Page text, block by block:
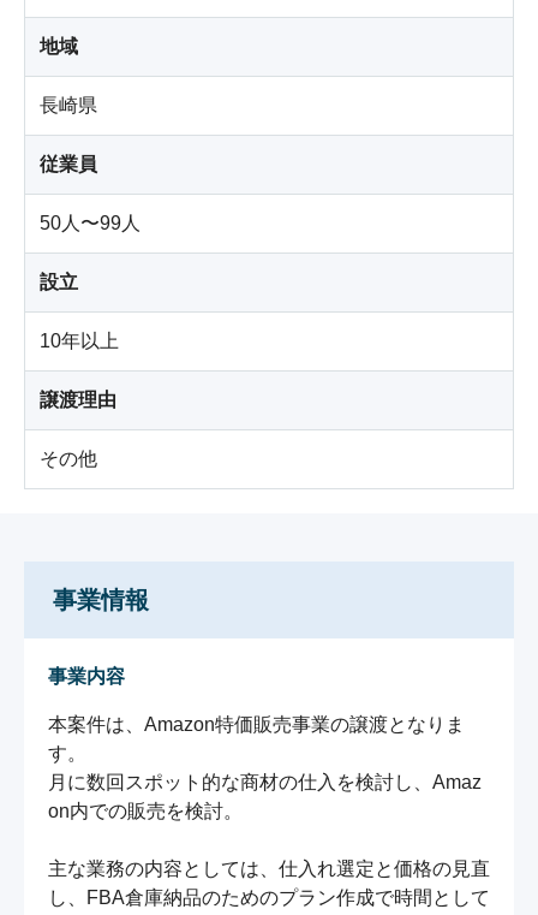
地域
長崎県
従業員
50人〜99人
設立
10年以上
譲渡理由
その他
事業情報
事業内容
本案件は、Amazon特価販売事業の譲渡となりま
す。
月に数回スポット的な商材の仕入を検討し、Amaz
on内での販売を検討。
主な業務の内容としては、仕入れ選定と価格の見直
し、FBA倉庫納品のためのプラン作成で時間として